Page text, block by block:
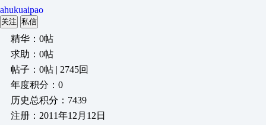
ahukuaipao
关注 私信
精华：0帖
求助：0帖
帖子：0帖 | 2745回
年度积分：0
历史总积分：7439
注册：2011年12月12日